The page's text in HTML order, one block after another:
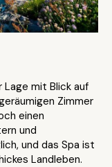
Lage mit Blick auf
Zimmer
einen
und
und das Spa ist
Landleben.